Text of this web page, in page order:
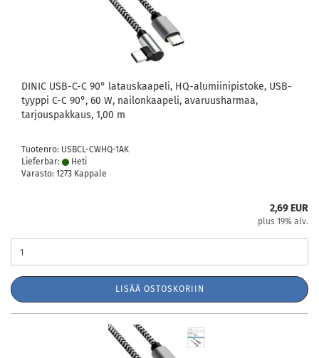
DINIC USB-C-C 90° latauskaapeli, HQ-alumiinipistoke, USB-
tyyppi C-C 90°, 60 W, nailonkaapeli, avaruusharmaa,
tarjouspakkaus, 1,00 m
Tuotenro: USBCL-CWHQ-1AK
Lieferbar:
Heti
Varasto: 1273 Kappale
2,69 EUR
plus 19% alv.
LISÄÄ OSTOSKORIIN